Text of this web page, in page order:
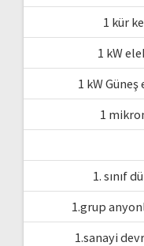
1 kür
1 kW
1 kW
1
1. sınıf
1.grup
1.sanayi